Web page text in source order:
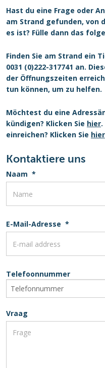
Hast du eine Frage oder
am Strand gefunden, von
es ist? Fülle dann das
Finden Sie am Strand ein
0031 (0)222-317741 an.
der Öffnungszeiten
tun können, um zu helfen.
Möchtest du eine
kündigen? Klicken Sie hier
einreichen? Klicken Sie hier
Kontaktiere uns
Naam *
E-Mail-Adresse *
Telefoonnummer
Vraag